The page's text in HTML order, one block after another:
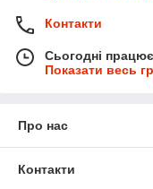
Контакти
Сьогодні
Показати весь
Про нас
Контакти